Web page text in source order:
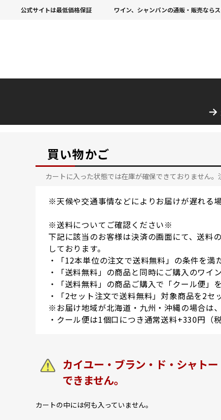
公式サイトは最低価格保証 ワイン、シャンパンの通販・販売なら
買い物かご
カートに入った状態では在庫が確保できておりません
※天候や交通事情などによりお届けが遅れる
※送料についてご確認ください※
下記に該当のお客様は決済の画面にて、送料
しております。
・「12本単位の注文で送料無料」の条件を満
・「送料無料」の商品と同時にご購入のワイ
・「送料無料」の商品ご購入で「クール便」
・「2セット注文で送料無料」対象商品を2
※お届け地域が北海道・九州・沖縄の場合は
・クール便は1個口につき通常送料+330円（
カイユー・ブラン・ド・シャト
できません。
カートの中には何も入っていません。